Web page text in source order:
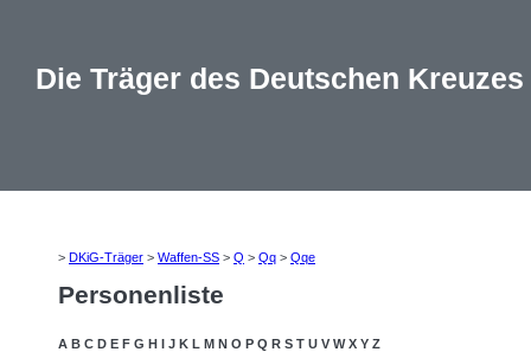
Die Träger des Deutschen Kreuzes
> DKiG-Träger > Waffen-SS > Q > Qq > Qqe
Personenliste
A B C D E F G H I J K L M N O P Q R S T U V W X Y Z